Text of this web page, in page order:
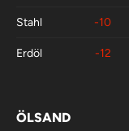
Stahl -10
Erdöl -12
ÖLSAND